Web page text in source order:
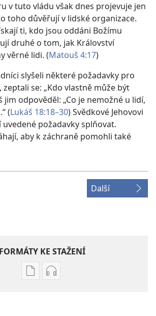
v tuto vládu však dnes projevuje jen
toho důvěřují v lidské organizace.
ti, kdo jsou oddáni Božímu
druhé o tom, jak Království
věrné lidi. (Matouš 4:17)
slyšeli některé požadavky pro
zeptali se: „Kdo vlastně může být
jim odpověděl: „Co je nemožné u lidí,
(Lukáš 18:18–30) Svědkové Jehovovi
uvedené požadavky splňovat.
aby k záchraně pomohli také
Další
FORMÁTY KE STAŽENÍ
FormátyFormáty